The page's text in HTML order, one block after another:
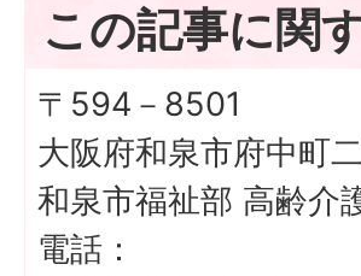
この記事に関
〒594－8501
大阪府和泉市府中町
和泉市福祉部 高齢介
電話：